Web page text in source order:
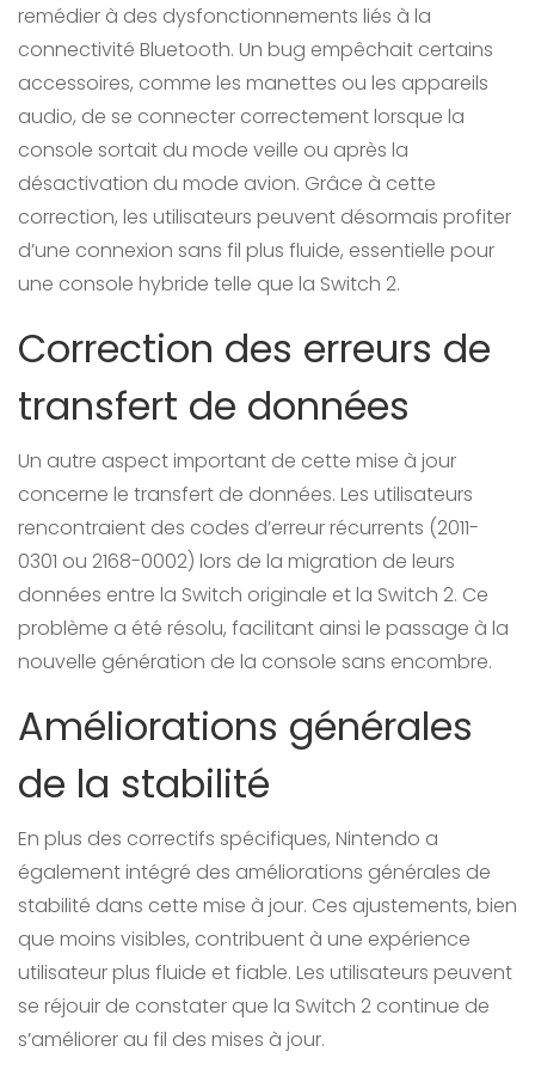
remédier à des dysfonctionnements liés à la
connectivité Bluetooth. Un bug empêchait certains
accessoires, comme les manettes ou les appareils
audio, de se connecter correctement lorsque la
console sortait du mode veille ou après la
désactivation du mode avion. Grâce à cette
correction, les utilisateurs peuvent désormais profiter
d’une connexion sans fil plus fluide, essentielle pour
une console hybride telle que la Switch 2.
Correction des erreurs de
transfert de données
Un autre aspect important de cette mise à jour
concerne le transfert de données. Les utilisateurs
rencontraient des codes d’erreur récurrents (2011-
0301 ou 2168-0002) lors de la migration de leurs
données entre la Switch originale et la Switch 2. Ce
problème a été résolu, facilitant ainsi le passage à la
nouvelle génération de la console sans encombre.
Améliorations générales
de la stabilité
En plus des correctifs spécifiques, Nintendo a
également intégré des améliorations générales de
stabilité dans cette mise à jour. Ces ajustements, bien
que moins visibles, contribuent à une expérience
utilisateur plus fluide et fiable. Les utilisateurs peuvent
se réjouir de constater que la Switch 2 continue de
s’améliorer au fil des mises à jour.